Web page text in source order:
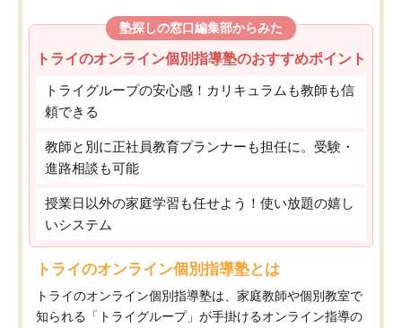
塾探しの窓口編集部からみた
トライのオンライン個別指導塾のおすすめポイント
トライグループの安心感！カリキュラムも教師も信
頼できる
教師と別に正社員教育プランナーも担任に。受験・
進路相談も可能
授業日以外の家庭学習も任せよう！使い放題の嬉し
いシステム
トライのオンライン個別指導塾とは
トライのオンライン個別指導塾は、家庭教師や個別教室で
知られる「トライグループ」が手掛けるオンライン指導の